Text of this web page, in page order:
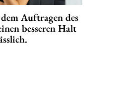
Auftragen des
besseren Halt